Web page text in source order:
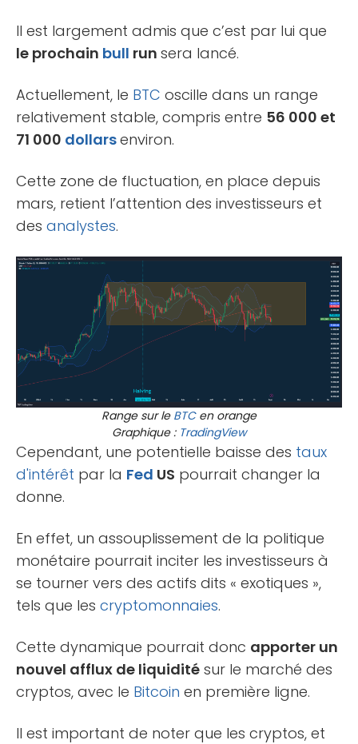
Il est largement admis que c’est par lui que
le prochain bull run sera lancé.
Actuellement, le BTC oscille dans un range
relativement stable, compris entre 56 000 et
71 000 dollarsenviron.
Cette zone de fluctuation, en place depuis
mars, retient l’attention des investisseurs et
des analystes.
Range sur le BTCen orange
Graphique : TradingView
Cependant, une potentielle baisse des taux
d'intérêt par la Fed US pourrait changer la
donne.
En effet, un assouplissement de la politique
monétaire pourrait inciter les investisseurs à
se tourner vers des actifs dits « exotiques »,
tels que les cryptomonnaies.
Cette dynamique pourrait donc apporter un
nouvel afflux de liquidité sur le marché des
cryptos, avec le Bitcoin en première ligne.
Il est important de noter que les cryptos, et